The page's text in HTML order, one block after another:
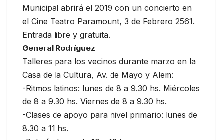
Municipal abrirá el 2019 con un concierto en
el Cine Teatro Paramount, 3 de Febrero 2561.
Entrada libre y gratuita.
General Rodríguez
Talleres para los vecinos durante marzo en la
Casa de la Cultura, Av. de Mayo y Alem:
-Ritmos latinos: lunes de 8 a 9.30 hs. Miércoles
de 8 a 9.30 hs. Viernes de 8 a 9.30 hs.
-Clases de apoyo para nivel primario: lunes de
8.30 a 11 hs.